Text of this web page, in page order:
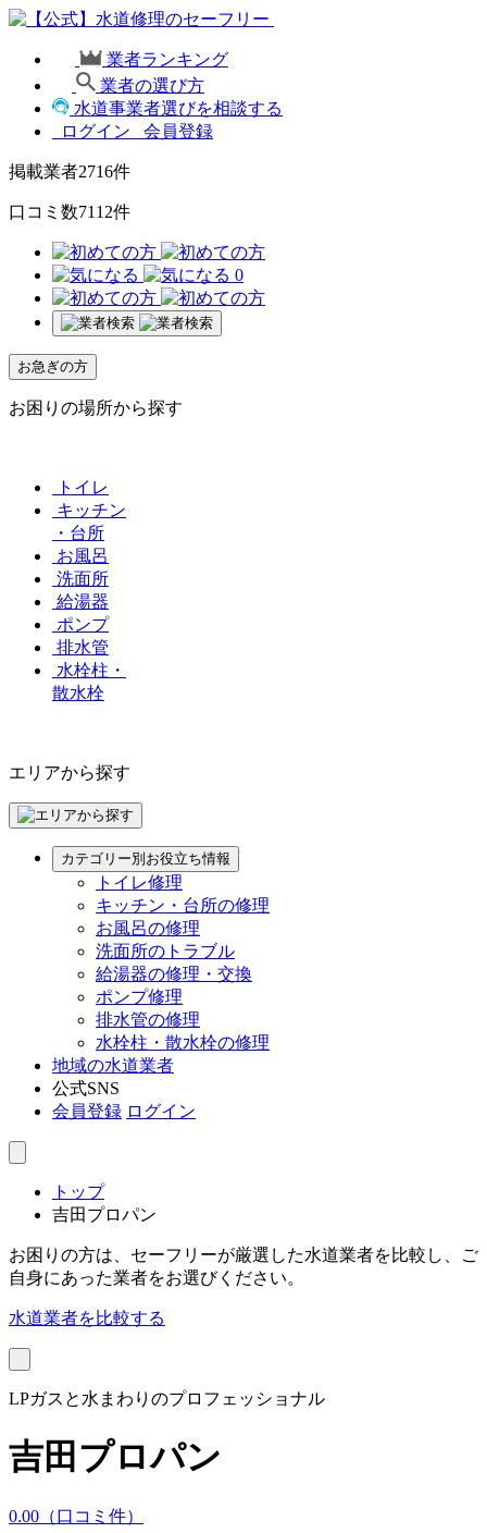
業者ランキング
業者の選び方
水道事業者選びを相談する
ログイン
会員登録
掲載業者2716件
口コミ数7112件
0
お急ぎの方
お困りの場所から探す
トイレ
キッチン
・台所
お風呂
洗面所
給湯器
ポンプ
排水管
水栓柱・
散水栓
エリアから探す
カテゴリー別お役立ち情報
トイレ修理
キッチン・台所の修理
お風呂の修理
洗面所のトラブル
給湯器の修理・交換
ポンプ修理
排水管の修理
水栓柱・散水栓の修理
地域の水道業者
公式SNS
会員登録 ログイン
トップ
吉田プロパン
お困りの方は、セーフリーが厳選した水道業者を比較し、ご
自身にあった業者をお選びください。
水道業者を比較する
LPガスと水まわりのプロフェッショナル
吉田プロパン
0.00 （口コミ 件）